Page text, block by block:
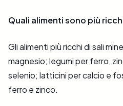
Quali alimenti sono più
Gli alimenti più ricchi di sali
magnesio; legumi per ferro,
selenio; latticini per calcio e
ferro e zinco.